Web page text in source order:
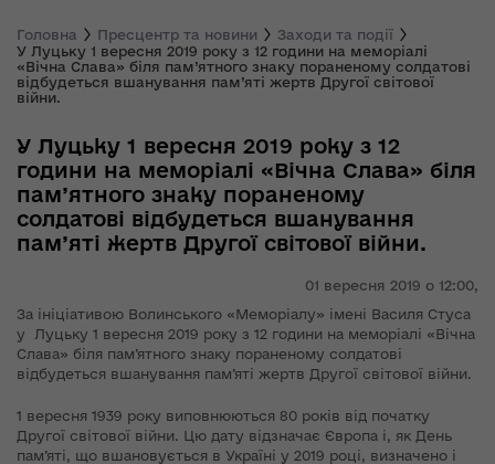
Головна Пресцентр та новини
Заходи та події
У Луцьку 1 вересня 2019 року з 12 години на меморіалі
«Вічна Слава» біля пам’ятного знаку пораненому солдатові
відбудеться вшанування пам’яті жертв Другої світової
війни.
01 вересня 2019 о 12:00,
У Луцьку 1 вересня 2019 року з 12
години на меморіалі «Вічна Слава» біля
пам’ятного знаку пораненому
солдатові відбудеться вшанування
пам’яті жертв Другої світової війни.
За ініціативою Волинського «Меморіалу» імені Василя Стуса
у Луцьку 1 вересня 2019 року з 12 години на меморіалі «Вічна
Слава» біля пам’ятного знаку пораненому солдатові
відбудеться вшанування пам’яті жертв Другої світової війни.
1 вересня 1939 року виповнюються 80 років від початку
Другої світової війни. Цю дату відзначає Європа і, як День
пам’яті, що вшановується в Україні у 2019 році, визначено і